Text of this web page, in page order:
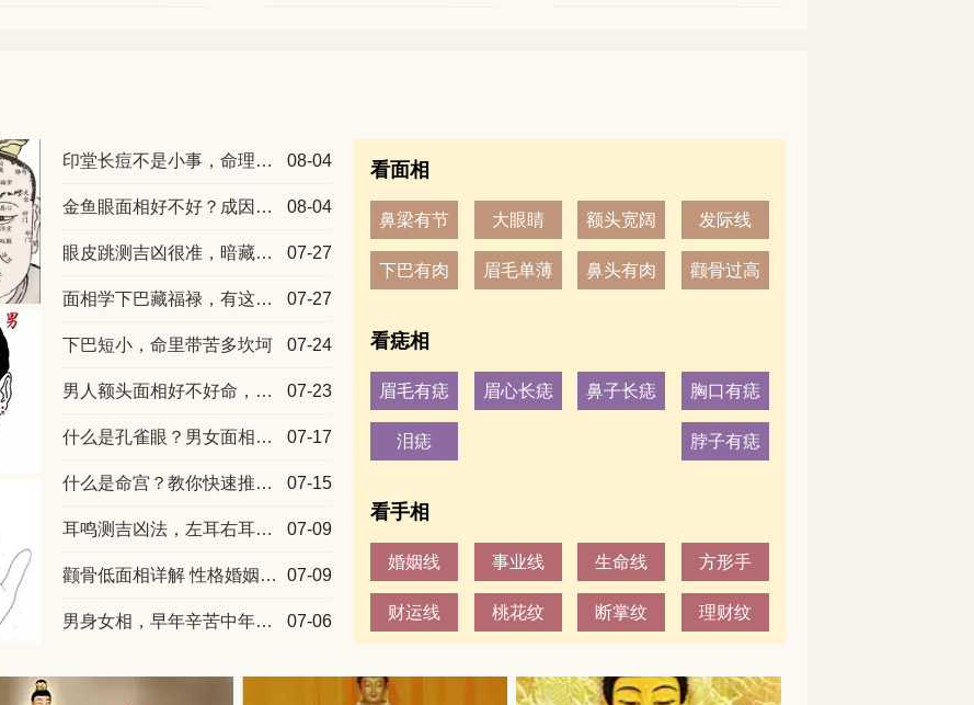
印堂长痘不是小事，命理早有说法 08-04
金鱼眼面相好不好？成因以及男女不同命运解读 08-04
眼皮跳测吉凶很准，暗藏天机的小预兆 07-27
面相学下巴藏福禄，有这几种形状富贵不愁 07-27
下巴短小，命里带苦多坎坷 07-24
男人额头面相好不好命，看额头就够了 07-23
什么是孔雀眼？男女面相运势分开解读 07-17
什么是命宫？教你快速推算自身命宫 07-15
耳鸣测吉凶法，左耳右耳预兆全解析 07-09
颧骨低面相详解 性格婚姻财运全解读 07-09
男身女相，早年辛苦中年翻身 07-06
看面相
鼻梁有节 大眼睛 额头宽阔 发际线
下巴有肉 眉毛单薄 鼻头有肉 颧骨过高
看痣相
眉毛有痣 眉心长痣 鼻子长痣 胸口有痣
泪痣 脖子有痣
看手相
婚姻线 事业线 生命线 方形手
财运线 桃花纹 断掌纹 理财纹